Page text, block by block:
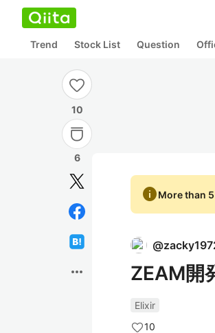
Trend Stock List Question
10
6
more_horiz
infoMore than
@
ZEAM開
Elixir
10